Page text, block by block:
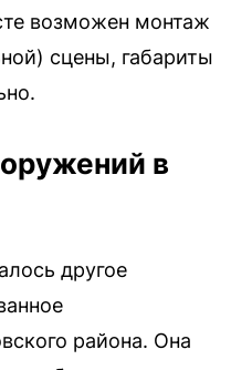
возможен монтаж
сцены, габариты
в
другое
района. Она